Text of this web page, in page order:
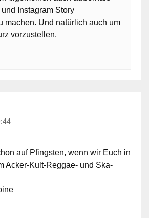
Instagram Story
machen. Und natürlich auch um
vorzustellen.
auf Pfingsten, wenn wir Euch in
Acker-Kult-Reggae- und Ska-